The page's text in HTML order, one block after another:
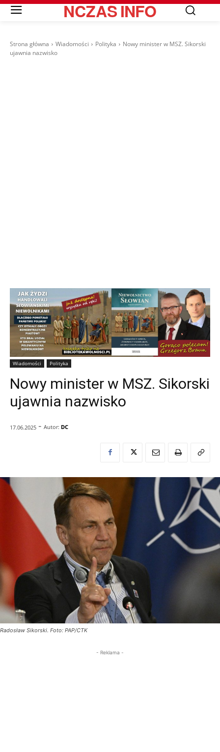
NCZASINFO
Strona główna Wiadomości Polityka
Nowy minister w MSZ. Sikorski
ujawnia nazwisko
Wiadomości Polityka
Nowy minister w MSZ. Sikorski
ujawnia nazwisko
17.06.2025 - Autor: DC
Radosław Sikorski. Foto: PAP/CTK
- Reklama -